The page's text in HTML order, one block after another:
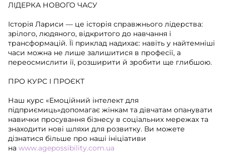
ЛІДЕРКА НОВОГО ЧАСУ
Історія Лариси — це історія справжнього лідерства:
зрілого, людяного, відкритого до навчання і
трансформацій. Її приклад надихає: навіть у найтемніші
часи можна не лише залишитися в професії, а
переосмислити її, розширити й зробити ще глибшою.
ПРО КУРС І ПРОЄКТ
Наш курс «Емоційний інтелект для
підприємиць»допомагає жінкам та дівчатам опанувати
навички просування бізнесу в соціальних мережах та
знаходити нові шляхи для розвитку. Ви можете
дізнатися більше про наші ініціативи
на www.agepossibility.com.ua